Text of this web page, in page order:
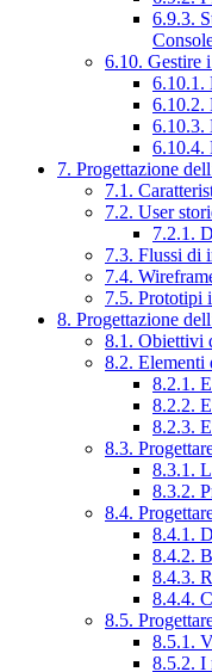
6.9.3.
6.10. Gestire
6.10.1.
6.10.2.
6.10.3.
6.10.4.
7. Progettazione
7.1.
7.2. User
7.2.1.
7.3. Flussi di
7.4.
7.5. Prototipi
8. Progettazione
8.1. Obiettivi
8.2. Elementi
8.2.1.
8.2.2.
8.2.3.
8.3.
8.3.1.
8.3.2.
8.4.
8.4.1.
8.4.2.
8.4.3.
8.4.4.
8.5.
8.5.1.
8.5.2. I